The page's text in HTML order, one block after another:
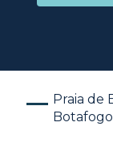
Praia de
Botafogo